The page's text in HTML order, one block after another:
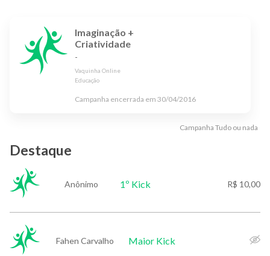
Imaginação +
Criatividade
-
Vaquinha Online
Educação
Campanha encerrada em 30/04/2016
Campanha Tudo ou nada
Destaque
Anônimo 1º Kick R$ 10,00
Fahen Carvalho Maior Kick